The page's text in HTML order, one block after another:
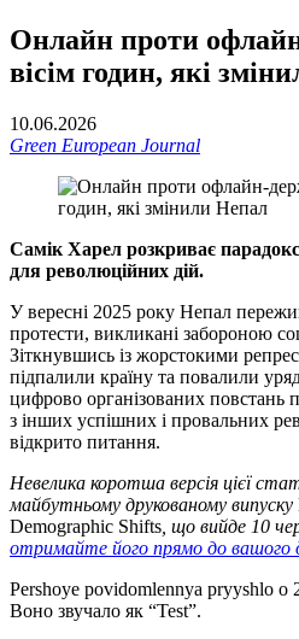
Онлайн проти
вісім годин, які
10.06.2026
Green European Journal
Самік Харел розкриває парадокс
для революційних дій.
У вересні 2025 року Непал
протести, викликані забороною
Зіткнувшись із жорстокими
підпалили країну та повалили
цифрово організованих повстань
з інших успішних і провальних
відкрито питання.
Невелика коротша версія цієї
майбутньому друкованому випуску
Demographic Shifts , що вийде 10
отримайте його прямо до вашого
Pershoye povidomlennya pryyshlo о
Воно звучало як “Test”.